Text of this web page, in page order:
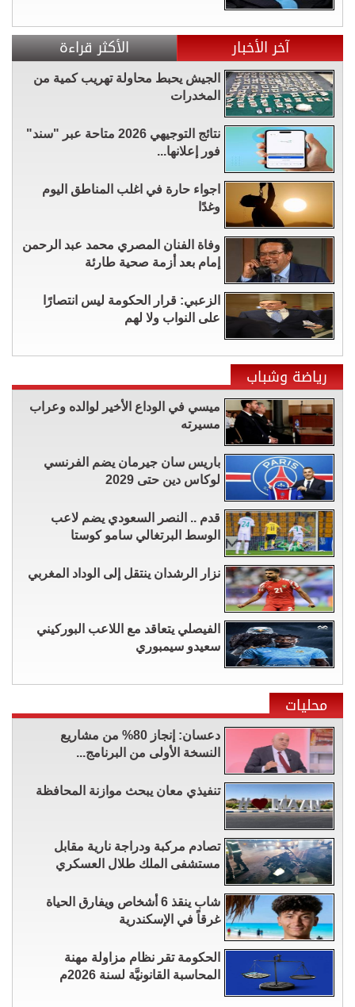
آخر الأخبار الأكثر قراءة
الجيش يحبط محاولة تهريب كمية من
المخدرات
نتائج التوجيهي 2026 متاحة عبر "سند"
فور إعلانها...
اجواء حارة في اغلب المناطق اليوم
وغدًا
وفاة الفنان المصري محمد عبد الرحمن
إمام بعد أزمة صحية طارئة
الزعبي: قرار الحكومة ليس انتصارًا
على النواب ولا لهم
رياضة وشباب
ميسي في الوداع الأخير لوالده وعراب
مسيرته
باريس سان جيرمان يضم الفرنسي
لوكاس دين حتى 2029
قدم .. النصر السعودي يضم لاعب
الوسط البرتغالي سامو كوستا
نزار الرشدان ينتقل إلى الوداد المغربي
الفيصلي يتعاقد مع اللاعب البوركيني
سعيدو سيمبوري
محليات
دعسان: إنجاز 80% من مشاريع
النسخة الأولى من البرنامج...
تنفيذي معان يبحث موازنة المحافظة
تصادم مركبة ودراجة نارية مقابل
مستشفى الملك طلال العسكري
شاب ينقذ 6 أشخاص ويفارق الحياة
غرقاً في الإسكندرية
الحكومة تقر نظام مزاولة مهنة
المحاسبة القانونيَّة لسنة 2026م